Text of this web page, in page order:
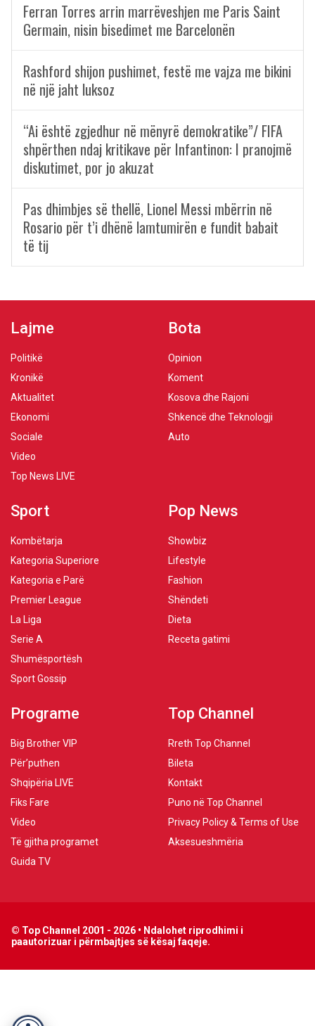
Ferran Torres arrin marrëveshjen me Paris Saint
Germain, nisin bisedimet me Barcelonën
Rashford shijon pushimet, festë me vajza me bikini
në një jaht luksoz
“Ai është zgjedhur në mënyrë demokratike”/ FIFA
shpërthen ndaj kritikave për Infantinon: I pranojmë
diskutimet, por jo akuzat
Pas dhimbjes së thellë, Lionel Messi mbërrin në
Rosario për t’i dhënë lamtumirën e fundit babait
të tij
Lajme
Politikë
Kronikë
Aktualitet
Ekonomi
Sociale
Video
Top News LIVE
Bota
Opinion
Koment
Kosova dhe Rajoni
Shkencë dhe Teknologji
Auto
Sport
Kombëtarja
Kategoria Superiore
Kategoria e Parë
Premier League
La Liga
Serie A
Shumësportësh
Sport Gossip
Pop News
Showbiz
Lifestyle
Fashion
Shëndeti
Dieta
Receta gatimi
Programe
Big Brother VIP
Për’puthen
Shqipëria LIVE
Fiks Fare
Video
Të gjitha programet
Guida TV
Top Channel
Rreth Top Channel
Bileta
Kontakt
Puno në Top Channel
Privacy Policy & Terms of Use
Aksesueshmëria
© Top Channel 2001 - 2026 • Ndalohet riprodhimi i
paautorizuar i përmbajtjes së kësaj faqeje.